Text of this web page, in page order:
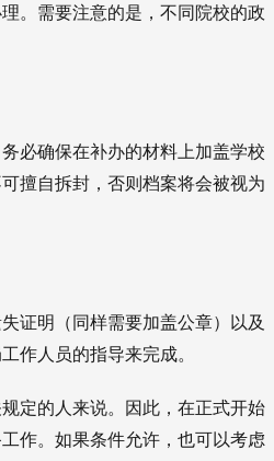
。需要注意的是，不同院校的政
必确保在补办的材料上加盖学校
擅自拆封，否则档案将会被视为
证明（同样需要加盖公章）以及
作人员的指导来完成。
定的人来说。因此，在正式开始
作。如果条件允许，也可以考虑